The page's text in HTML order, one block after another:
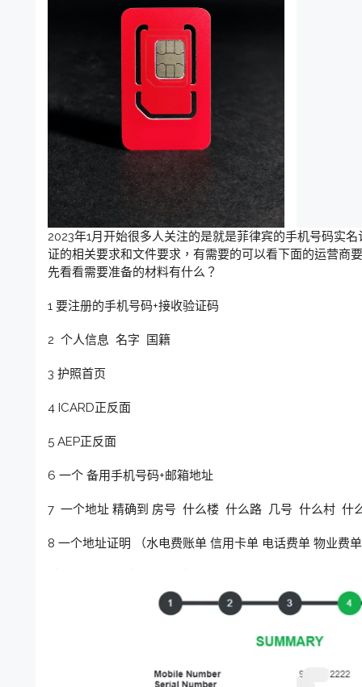
2023年1月开始很多人关注的是就是菲律宾的手机号码实
证的相关要求和文件要求，有需要的可以看下面的运营商
先看看需要准备的材料有什么？
1 要注册的手机号码+接收验证码
2 个人信息 名字 国籍
3 护照首页
4 ICARD正反面
5 AEP正反面
6 一个 备用手机号码+邮箱地址
7 一个地址 精确到 房号 什么楼 什么路 几号 什么村 什
8 一个地址证明 （水电费账单 信用卡单 电话费单 物业费